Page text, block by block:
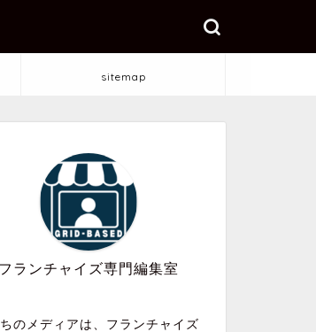
sitemap
フランチャイズ専門編集室
のメディアは、フランチャイズ